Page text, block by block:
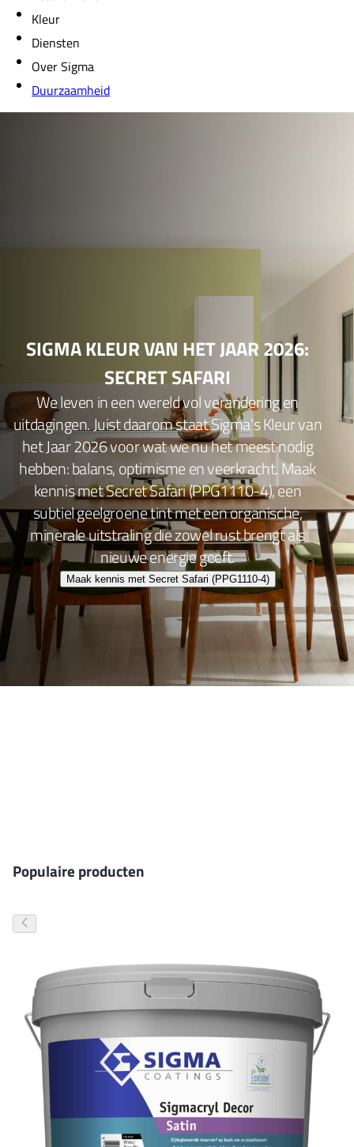
Kleur
Diensten
Over Sigma
Duurzaamheid
SIGMA KLEUR VAN HET JAAR 2026:
SECRET SAFARI
We leven in een wereld vol verandering en
uitdagingen. Juist daarom staat Sigma’s Kleur van
het Jaar 2026 voor wat we nu het meest nodig
hebben: balans, optimisme en veerkracht. Maak
kennis met Secret Safari (PPG1110-4), een
subtiel geelgroene tint met een organische,
minerale uitstraling die zowel rust brengt als
nieuwe energie geeft.
Maak kennis met Secret Safari (PPG1110-4)
Populaire producten